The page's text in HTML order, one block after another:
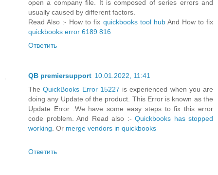
open a company file. It is composed of series errors and
usually caused by different factors.
Read Also :- How to fix quickbooks tool hubAnd How to fix
quickbooks error 6189 816
Ответить
QB premiersupport 10.01.2022, 11:41
TheQuickBooks Error 15227 is experienced when you are
doing any Update of the product. This Error is known as the
Update Error .We have some easy steps to fix this error
code problem. And Read also :- Quickbooks has stopped
working . Or merge vendors in quickbooks
Ответить